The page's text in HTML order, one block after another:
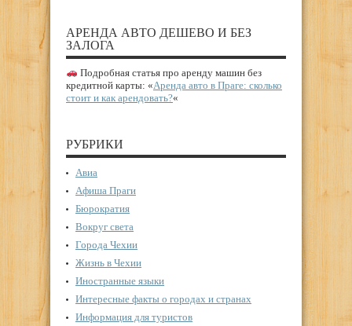
АРЕНДА АВТО ДЕШЕВО И БЕЗ
ЗАЛОГА
Подробная статья про аренду машин без
кредитной карты: «Аренда авто в Праге: сколько
стоит и как арендовать?«
РУБРИКИ
Авиа
Афиша Праги
Бюрократия
Вокруг света
Города Чехии
Жизнь в Чехии
Иностранные языки
Интересные факты о городах и странах
Информация для туристов